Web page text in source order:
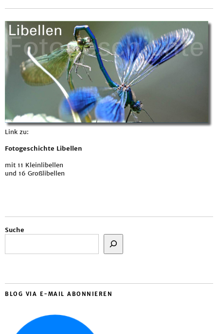
Link zu:
Fotogeschichte Libellen
mit 11 Kleinlibellen
und 16 Großlibellen
Suche
BLOG VIA E-MAIL ABONNIEREN